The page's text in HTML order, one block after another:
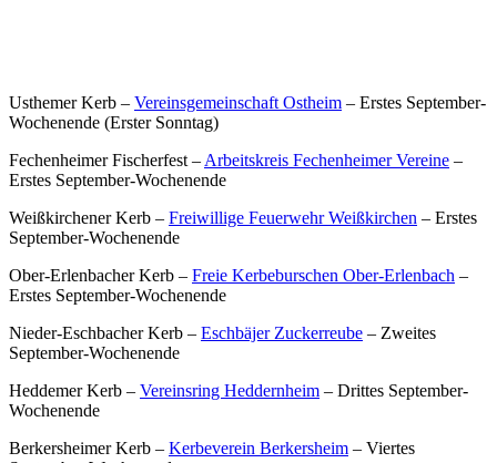
Usthemer Kerb – Vereinsgemeinschaft Ostheim – Erstes September-
Wochenende (Erster Sonntag)
Fechenheimer Fischerfest – Arbeitskreis Fechenheimer Vereine –
Erstes September-Wochenende
Weißkirchener Kerb – Freiwillige Feuerwehr Weißkirchen – Erstes
September-Wochenende
Ober-Erlenbacher Kerb – Freie Kerbeburschen Ober-Erlenbach –
Erstes September-Wochenende
Nieder-Eschbacher Kerb – Eschbäjer Zuckerreube – Zweites
September-Wochenende
Heddemer Kerb – Vereinsring Heddernheim – Drittes September-
Wochenende
Berkersheimer Kerb – Kerbeverein Berkersheim – Viertes